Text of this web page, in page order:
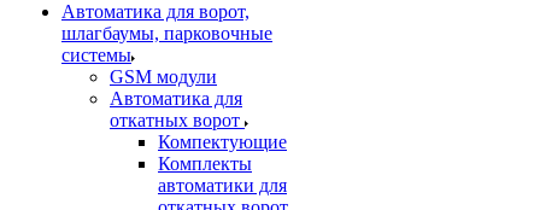
Автоматика для ворот,
шлагбаумы, парковочные
системы
GSM модули
Автоматика для
откатных ворот
Компектующие
Комплекты
автоматики для